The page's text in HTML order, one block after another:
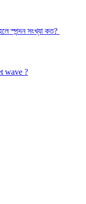
স্পন্দন সংখ্যা কত?
wave ?